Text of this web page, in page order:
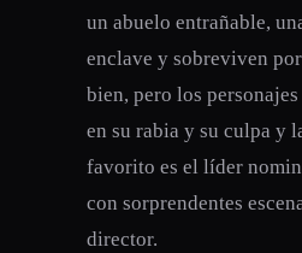
un abuelo entrañable,
enclave y sobreviven
bien, pero los
en su rabia y su culpa y
favorito es el líder
con sorprendentes
director.